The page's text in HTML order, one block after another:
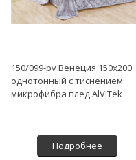
150/099-pv Венеция 150х200
однотонный с тиснением
микрофибра плед AlViTek
Подробнее